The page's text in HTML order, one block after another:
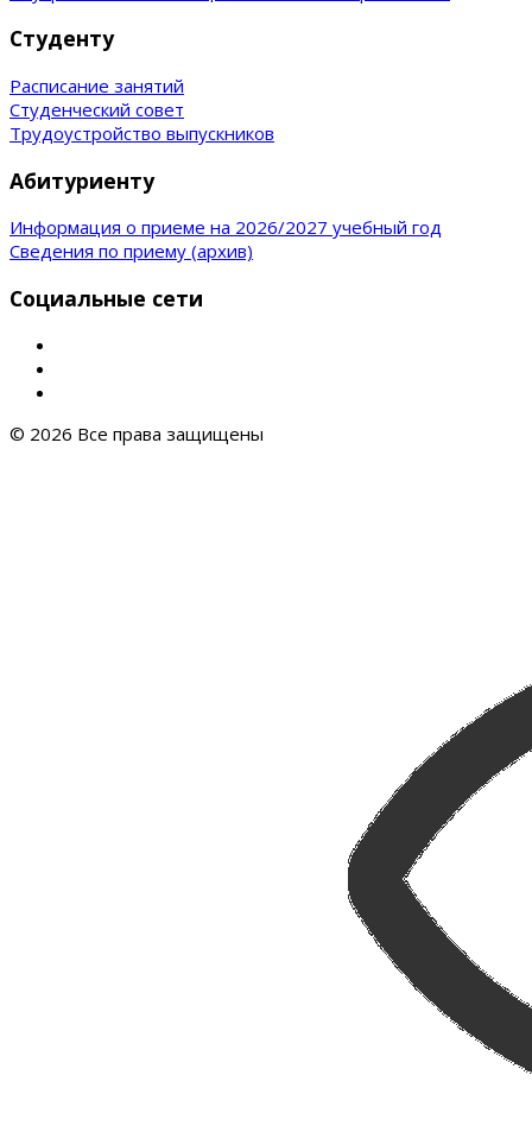
Студенту
Расписание занятий
Студенческий совет
Трудоустройство выпускников
Абитуриенту
Информация о приеме на 2026/2027 учебный год
Сведения по приему (архив)
Социальные сети
© 2026 Все права защищены